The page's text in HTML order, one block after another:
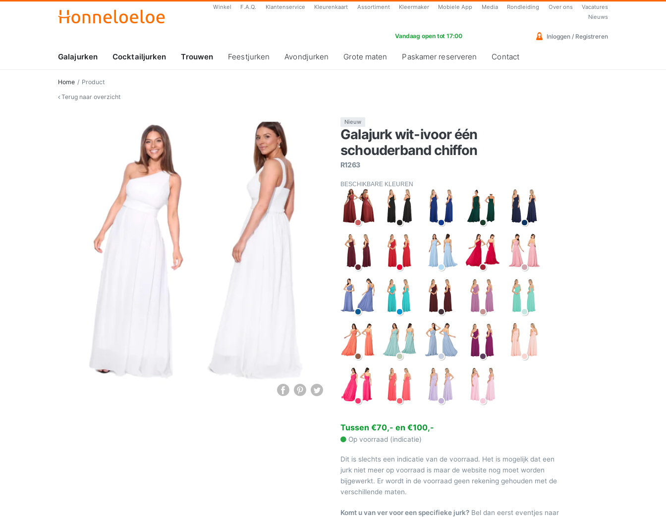
Winkel F.A.Q. Klantenservice Kleurenkaart Assortiment Kleermaker Mobiele App Media Rondleiding Over ons
Vacatures
Nieuws
Vandaag open tot 17:00 Inloggen / Registreren
Galajurken Cocktailjurken Trouwen Feestjurken Avondjurken Grote maten Paskamer reserveren Contact
Home
Product
Terug naar overzicht
Nieuw
Galajurk wit-ivoor één
schouderband chiffon
R1263
BESCHIKBARE KLEUREN
Tussen €70,- en €100,-
Op voorraad (indicatie)
Dit is slechts een indicatie van de voorraad. Het is mogelijk dat een
jurk niet meer op voorraad is maar de website nog moet worden
bijgewerkt. Er wordt in de voorraad geen rekening gehouden met de
verschillende maten.
Komt u van ver voor een specifieke jurk? Bel dan eerst eventjes naar